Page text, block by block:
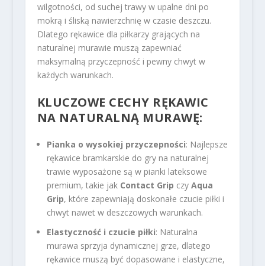
wilgotności, od suchej trawy w upalne dni po
mokrą i śliską nawierzchnię w czasie deszczu.
Dlatego rękawice dla piłkarzy grających na
naturalnej murawie muszą zapewniać
maksymalną przyczepność i pewny chwyt w
każdych warunkach.
KLUCZOWE CECHY RĘKAWIC
NA NATURALNĄ MURAWĘ:
Pianka o wysokiej przyczepności: Najlepsze
rękawice bramkarskie do gry na naturalnej
trawie wyposażone są w pianki lateksowe
premium, takie jak Contact Grip czy Aqua
Grip, które zapewniają doskonałe czucie piłki i
chwyt nawet w deszczowych warunkach.
Elastyczność i czucie piłki: Naturalna
murawa sprzyja dynamicznej grze, dlatego
rękawice muszą być dopasowane i elastyczne,